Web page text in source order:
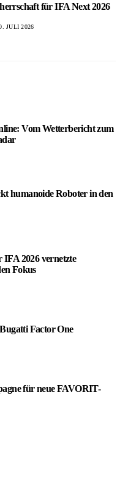
für IFA Next 2026
JULI 2026
Vom Wetterbericht zum
humanoide Roboter in den
IFA 2026 vernetzte
Fokus
Factor One
für neue FAVORIT-